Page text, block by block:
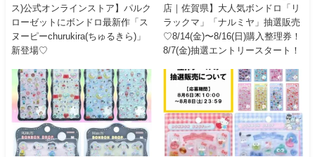
ス)公式オンラインストア】パルク
ローゼットにボンドロ最新作「ス
ヌーピーchurukira(ちゅるきら)」
新登場♡
店｜佐賀県】大人気ボンドロ「リ
ラックマ」「ナルミヤ」抽選販売
♡8/14(金)〜8/16(日)購入整理券！
8/7(金)抽選エントリースタート！